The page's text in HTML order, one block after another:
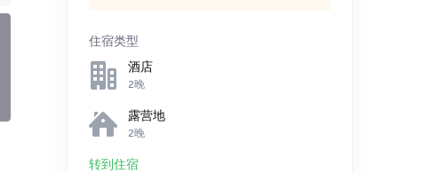
住宿类型
酒店
2晚
露营地
2晚
转到住宿